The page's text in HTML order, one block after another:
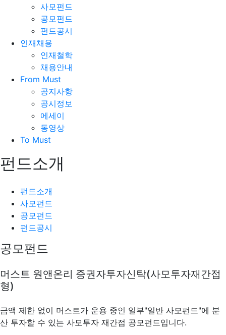
사모펀드
공모펀드
펀드공시
인재채용
인재철학
채용안내
From Must
공지사항
공시정보
에세이
동영상
To Must
펀드소개
펀드소개
사모펀드
공모펀드
펀드공시
공모펀드
머스트 원앤온리 증권자투자신탁(사모투자재간접
형)
금액 제한 없이 머스트가 운용 중인 일부"일반 사모펀드"에 분
산 투자할 수 있는 사모투자 재간접 공모펀드입니다.